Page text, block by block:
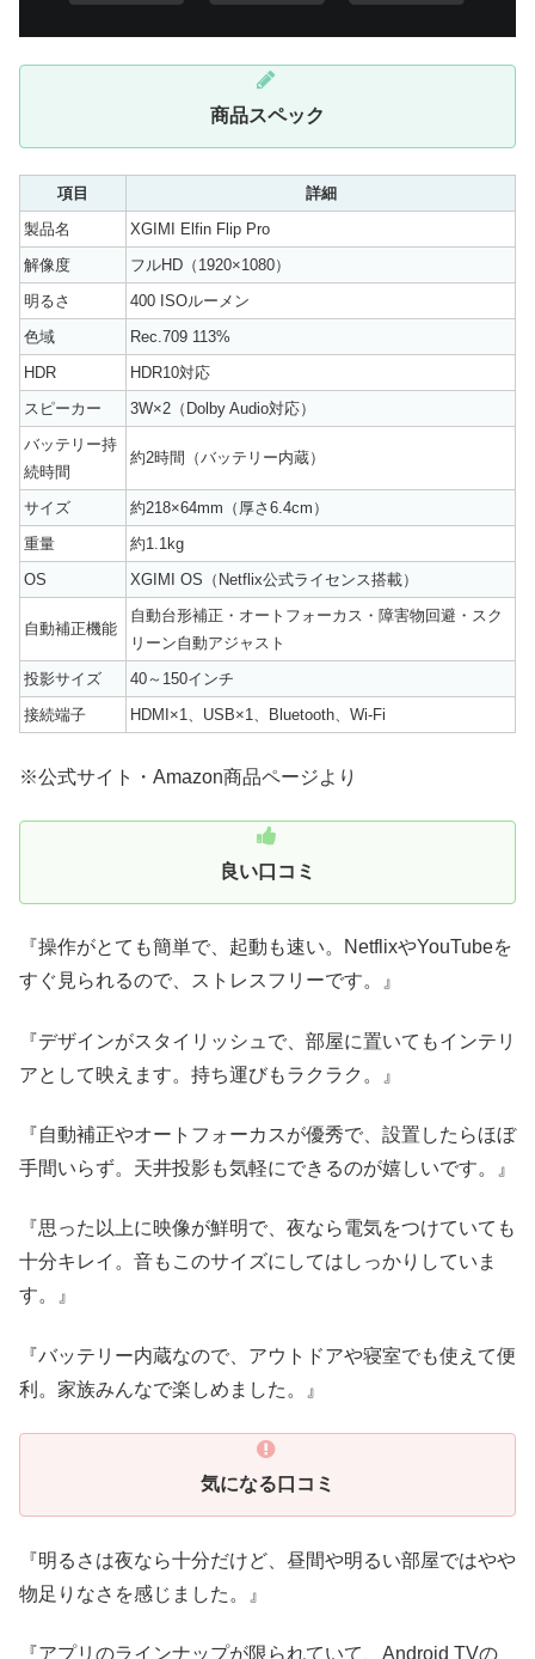
商品スペック
項目
詳細
製品名
XGIMI Elfin Flip Pro
解像度
フルHD（1920×1080）
明るさ
400 ISOルーメン
色域
Rec.709 113%
HDR
HDR10対応
スピーカー
3W×2（Dolby Audio対応）
バッテリー持
続時間
約2時間（バッテリー内蔵）
サイズ
約218×64mm（厚さ6.4cm）
重量
約1.1kg
OS
XGIMI OS（Netflix公式ライセンス搭載）
自動補正機能
自動台形補正・オートフォーカス・障害物回避・スク
リーン自動アジャスト
投影サイズ
40～150インチ
接続端子
HDMI×1、USB×1、Bluetooth、Wi-Fi
※公式サイト・Amazon商品ページより
良い口コミ
『操作がとても簡単で、起動も速い。NetflixやYouTubeを
すぐ見られるので、ストレスフリーです。』
『デザインがスタイリッシュで、部屋に置いてもインテリ
アとして映えます。持ち運びもラクラク。』
『自動補正やオートフォーカスが優秀で、設置したらほぼ
手間いらず。天井投影も気軽にできるのが嬉しいです。』
『思った以上に映像が鮮明で、夜なら電気をつけていても
十分キレイ。音もこのサイズにしてはしっかりしていま
す。』
『バッテリー内蔵なので、アウトドアや寝室でも使えて便
利。家族みんなで楽しめました。』
気になる口コミ
『明るさは夜なら十分だけど、昼間や明るい部屋ではやや
物足りなさを感じました。』
『アプリのラインナップが限られていて、Android TVの